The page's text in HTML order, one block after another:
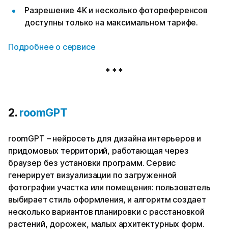
Разрешение 4K и несколько фотореференсов
доступны только на максимальном тарифе.
Подробнее о сервисе
* * *
2. roomGPT
roomGPT – нейросеть для дизайна интерьеров и
придомовых территорий, работающая через
браузер без установки программ. Сервис
генерирует визуализации по загруженной
фотографии участка или помещения: пользователь
выбирает стиль оформления, и алгоритм создает
несколько вариантов планировки с расстановкой
растений, дорожек, малых архитектурных форм.